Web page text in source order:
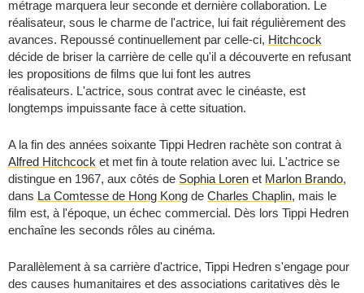
métrage marquera leur seconde et dernière collaboration. Le
réalisateur, sous le charme de l'actrice, lui fait régulièrement des
avances. Repoussé continuellement par celle-ci, Hitchcock
décide de briser la carrière de celle qu'il a découverte en refusant
les propositions de films que lui font les autres
réalisateurs. L'actrice, sous contrat avec le cinéaste, est
longtemps impuissante face à cette situation.
A la fin des années soixante Tippi Hedren rachète son contrat à
Alfred Hitchcock et met fin à toute relation avec lui. L'actrice se
distingue en 1967, aux côtés de Sophia Loren et Marlon Brando,
dans La Comtesse de Hong Kong de Charles Chaplin, mais le
film est, à l'époque, un échec commercial. Dès lors Tippi Hedren
enchaîne les seconds rôles au cinéma.
Parallèlement à sa carrière d'actrice, Tippi Hedren s'engage pour
des causes humanitaires et des associations caritatives dès le